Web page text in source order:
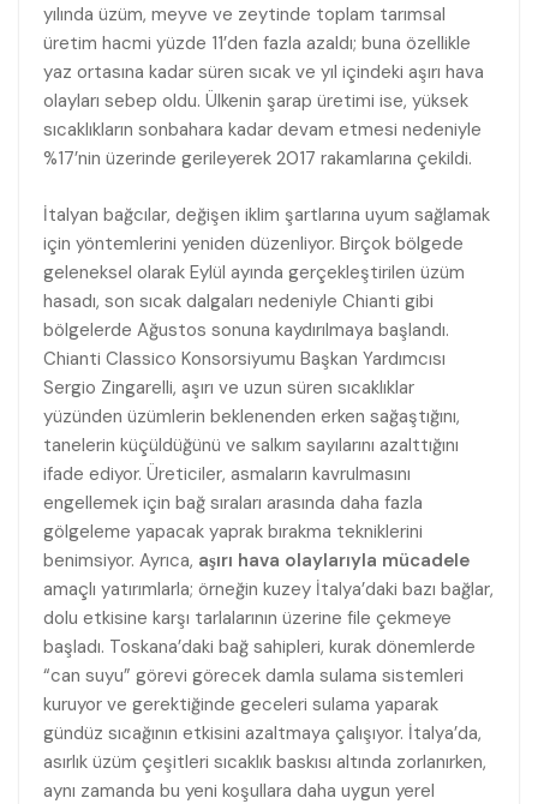
yılında üzüm, meyve ve zeytinde toplam tarımsal
üretim hacmi yüzde 11’den fazla azaldı; buna özellikle
yaz ortasına kadar süren sıcak ve yıl içindeki aşırı hava
olayları sebep oldu. Ülkenin şarap üretimi ise, yüksek
sıcaklıkların sonbahara kadar devam etmesi nedeniyle
%17’nin üzerinde gerileyerek 2017 rakamlarına çekildi.
İtalyan bağcılar, değişen iklim şartlarına uyum sağlamak
için yöntemlerini yeniden düzenliyor. Birçok bölgede
geleneksel olarak Eylül ayında gerçekleştirilen üzüm
hasadı, son sıcak dalgaları nedeniyle Chianti gibi
bölgelerde Ağustos sonuna kaydırılmaya başlandı.
Chianti Classico Konsorsiyumu Başkan Yardımcısı
Sergio Zingarelli, aşırı ve uzun süren sıcaklıklar
yüzünden üzümlerin beklenenden erken sağaştığını,
tanelerin küçüldüğünü ve salkım sayılarını azalttığını
ifade ediyor. Üreticiler, asmaların kavrulmasını
engellemek için bağ sıraları arasında daha fazla
gölgeleme yapacak yaprak bırakma tekniklerini
benimsiyor. Ayrıca, aşırı hava olaylarıyla mücadele
amaçlı yatırımlarla; örneğin kuzey İtalya’daki bazı bağlar,
dolu etkisine karşı tarlalarının üzerine file çekmeye
başladı. Toskana’daki bağ sahipleri, kurak dönemlerde
“can suyu” görevi görecek damla sulama sistemleri
kuruyor ve gerektiğinde geceleri sulama yaparak
gündüz sıcağının etkisini azaltmaya çalışıyor. İtalya’da,
asırlık üzüm çeşitleri sıcaklık baskısı altında zorlanırken,
aynı zamanda bu yeni koşullara daha uygun yerel